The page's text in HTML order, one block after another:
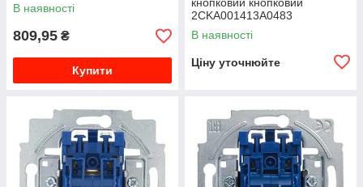
В наявності
809,95 ₴
Купити
2CKA001413A0483
В наявності
Ціну уточнюйте